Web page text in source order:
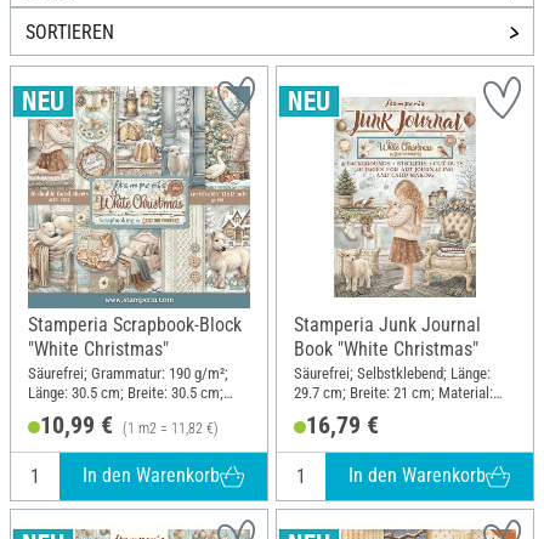
SORTIEREN
Stamperia Scrapbook-Block
"White Christmas"
Säurefrei; Grammatur: 190 g/m²;
Länge: 30.5 cm; Breite: 30.5 cm;
10,99 € (1 m2 = 11,82 €)
In den Warenkorb
Stamperia Junk Journal
Book "White Christmas"
Säurefrei; Selbstklebend; Länge:
29.7 cm; Breite: 21 cm; Material:
16,79 €
In den Warenkorb